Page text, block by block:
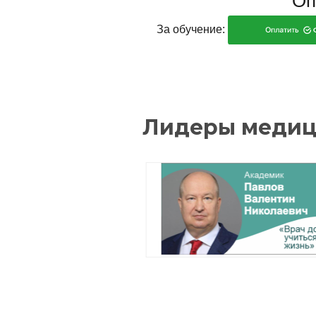
оснащенность
Стипендии и меры
поддержки обучающихся
Международное
сотрудничество
Организация питания в
За обучение: